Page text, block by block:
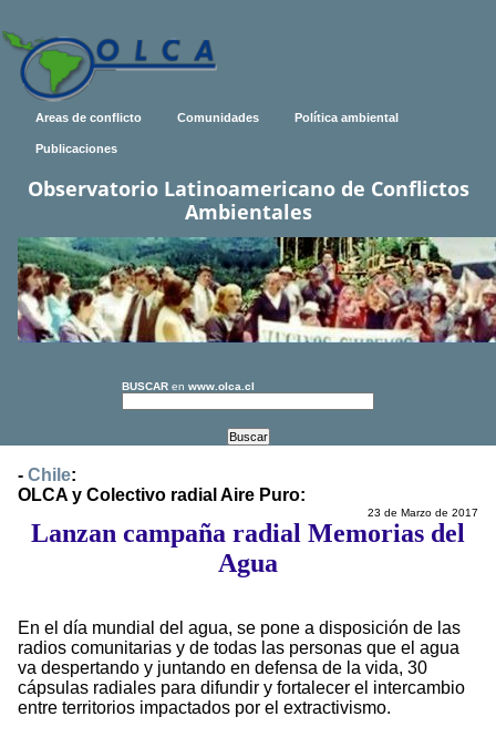
Areas de conflicto Comunidades Política ambiental
Publicaciones
Observatorio Latinoamericano de Conflictos
Ambientales
BUSCAR en www.olca.cl
- Chile:
OLCA y Colectivo radial Aire Puro:
23 de Marzo de 2017
Lanzan campaña radial Memorias del
Agua
En el día mundial del agua, se pone a disposición de las
radios comunitarias y de todas las personas que el agua
va despertando y juntando en defensa de la vida, 30
cápsulas radiales para difundir y fortalecer el intercambio
entre territorios impactados por el extractivismo.